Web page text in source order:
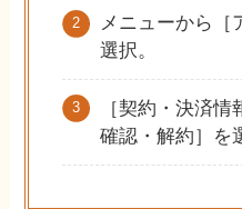
メニューから［
選択。
［契約・決済
確認・解約］を